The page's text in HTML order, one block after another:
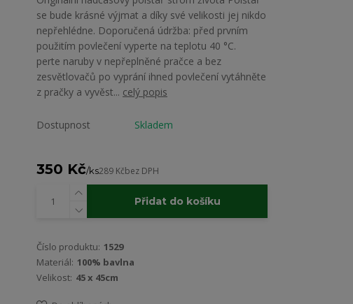
se bude krásné výjmat a díky své velikosti jej nikdo
nepřehlédne. Doporučená údržba: před prvním
použitím povlečení vyperte na teplotu 40 °C.
perte naruby v nepřeplněné pračce a bez
zesvětlovačů po vyprání ihned povlečení vytáhněte
z pračky a vyvěst... celý popis
Dostupnost Skladem
350 Kč/ks289 Kčbez DPH
Přidat do košíku
Číslo produktu: 1529
Materiál: 100% bavlna
Velikost: 45 x 45cm